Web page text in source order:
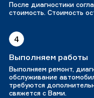
После диагностики
стоимость. Стоимость
4
Выполняем работы
Выполняем ремонт,
обслуживание
требуются
свяжется с Вами.